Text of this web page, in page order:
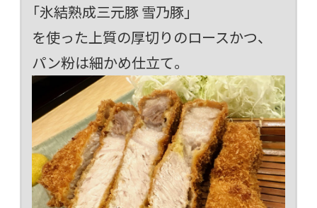
「氷結熟成三元豚 雪乃豚」
を使った上質の厚切りのロースかつ、
パン粉は細かめ仕立て。